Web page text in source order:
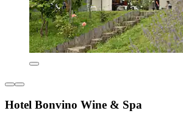
Hotel Bonvino Wine & Spa